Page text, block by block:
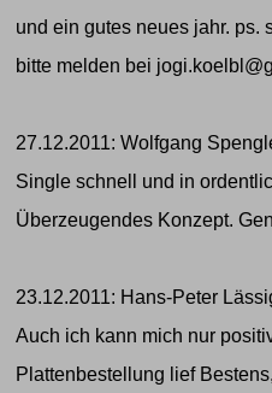
und ein gutes neues jahr. ps.
bitte melden bei
27.12.2011: Wolfgang
Single schnell und in
Überzeugendes Konzept.
23.12.2011: Hans-Peter
Auch ich kann mich nur
Plattenbestellung lief